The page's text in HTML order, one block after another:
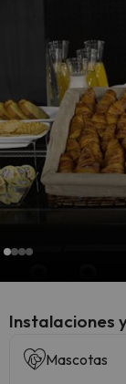
Instalaciones
Mascotas